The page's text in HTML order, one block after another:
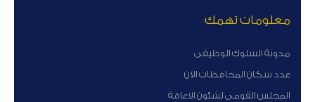
معلومات تهمك
مدونة السلوك الوظيفى
عدد سكان المحافظات الان
المجلس القومى لشئون الاعاقة